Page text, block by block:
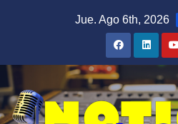
Jue. Ago 6th, 2026